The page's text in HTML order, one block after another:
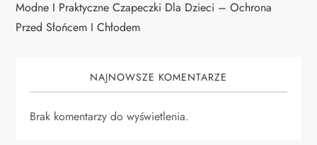
Modne I Praktyczne Czapeczki Dla Dzieci – Ochrona
Przed Słońcem I Chłodem
NAJNOWSZE KOMENTARZE
Brak komentarzy do wyświetlenia.